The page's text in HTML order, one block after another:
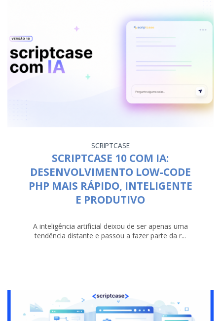
SCRIPTCASE
SCRIPTCASE 10 COM IA:
DESENVOLVIMENTO LOW-CODE
PHP MAIS RÁPIDO, INTELIGENTE
E PRODUTIVO
A inteligência artificial deixou de ser apenas uma
tendência distante e passou a fazer parte da r...